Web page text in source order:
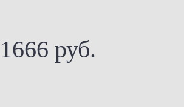
1666 руб.